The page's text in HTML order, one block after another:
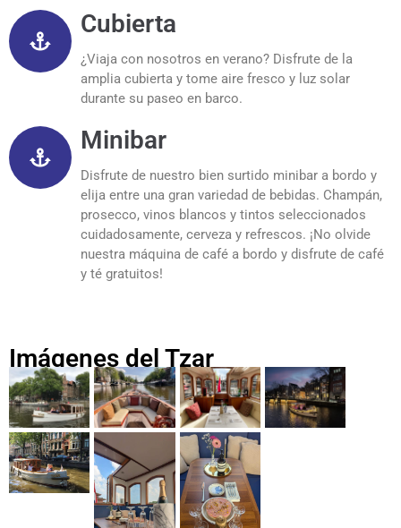
Cubierta
¿Viaja con nosotros en verano? Disfrute de la
amplia cubierta y tome aire fresco y luz solar
durante su paseo en barco.
Minibar
Disfrute de nuestro bien surtido minibar a bordo y
elija entre una gran variedad de bebidas. Champán,
prosecco, vinos blancos y tintos seleccionados
cuidadosamente, cerveza y refrescos. ¡No olvide
nuestra máquina de café a bordo y disfrute de café
y té gratuitos!
Imágenes del Tzar